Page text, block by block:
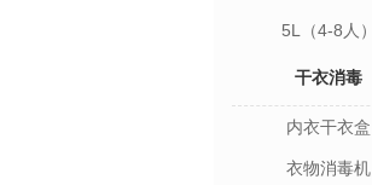
5L（4-8人）
干衣消毒
内衣干衣盒
衣物消毒机